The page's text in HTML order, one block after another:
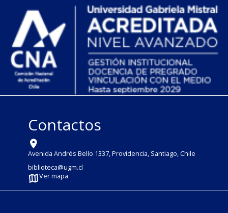
Contactos
Avenida Andrés Bello 1337, Providencia, Santiago, Chile
biblioteca@ugm.cl
Ver mapa